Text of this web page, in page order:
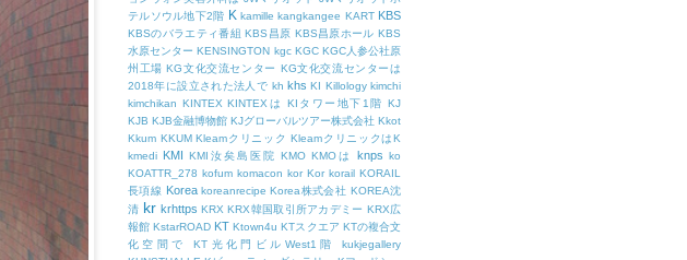
テルソウル地下2階 K kamille kangkangee KART KBS
KBSのバラエティ番組 KBS昌原 KBS昌原ホール KBS
水原センター KENSINGTON kgc KGC KGC人参公社原
州工場 KG文化交流センター KG文化交流センターは
2018年に設立された法人で kh khs KI Killology kimchi
kimchikan KINTEX KINTEXは KIタワー地下1階 KJ
KJB KJB金融博物館 KJグローバルツアー株式会社 Kkot
Kkum KKUM Kleamクリニック KleamクリニックはK
kmedi KMI KMI汝矣島医院 KMO KMOは knps ko
KOATTR_278 kofum komacon kor Kor korail KORAIL
長項線 Korea koreanrecipe Korea株式会社 KOREA沈
清 kr krhttps KRX KRX韓国取引所アカデミー KRX広
報館 KstarROAD KT Ktown4u KTスクエア KTの複合文
化空間で
KT光化門ビルWest1階
kukjegallery